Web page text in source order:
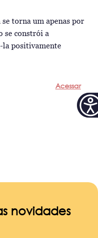
torna um apenas por
se constrói a
la positivamente
Acessar
novidades